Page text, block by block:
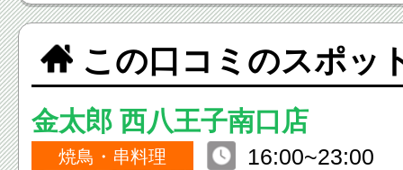
この口コミのスポッ
金太郎 西八王子南口店
焼鳥・串料理
16:00~23:00